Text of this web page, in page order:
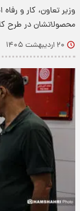
وزیر تعاون، کار و
محصولاتشان در طرح کالابرگ تا ۸
۲۰ اردیبهشت ۱۴۰۵